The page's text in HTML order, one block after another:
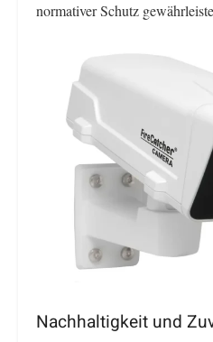
normativer Schutz
Nachhaltigkeit und